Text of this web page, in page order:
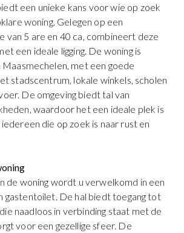
een unieke kans voor wie op zoek
woning. Gelegen op een
van 5 are en 40 ca, combineert deze
een ideale ligging. De woning is
Maasmechelen, met een goede
stadscentrum, lokale winkels, scholen
De omgeving biedt tal van
waardoor het een ideale plek is
die op zoek is naar rust en
de woning wordt u verwelkomd in een
gastentoilet. De hal biedt toegang tot
naadloos in verbinding staat met de
voor een gezellige sfeer. De